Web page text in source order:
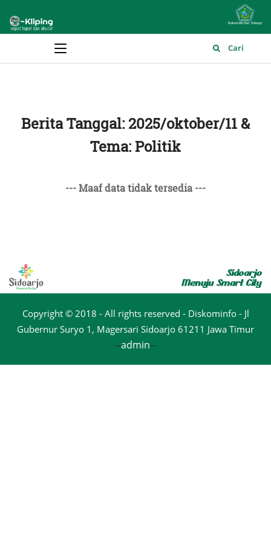
Main Menu Cari
Berita Tanggal: 2025/oktober/11 &
Tema: Politik
--- Maaf data tidak tersedia ---
Copyright © 2018 - All rights reserved - Diskominfo - Jl
Gubernur Suryo 1, Magersari Sidoarjo 61211 Jawa Timur
--admin--